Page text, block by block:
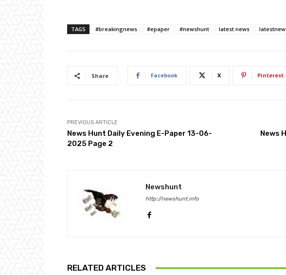
TAGS #breakingnews #epaper #newshunt latest news
Share Facebook X Pinterest
PREVIOUS ARTICLE
News Hunt Daily Evening E-Paper 13-06-
2025 Page 2
News
Newshunt
http://newshunt.info
RELATED ARTICLES